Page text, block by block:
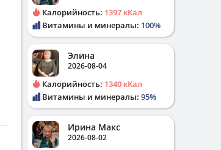
Калорийность: 1397 кКал
Витамины и минералы: 100%
Элина
2026-08-04
Калорийность: 1340 кКал
Витамины и минералы: 95%
Ирина Макс
2026-08-02